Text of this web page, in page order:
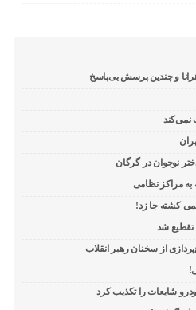
و چندین پرسش بی‌پاسخ
نمی‌کند
نوجوان در گرگان
به مراکز نظامی
کشته جا زد!
تقطیع شد
از سخنان رهبر انقلاب
شایعات را تکذیب کرد